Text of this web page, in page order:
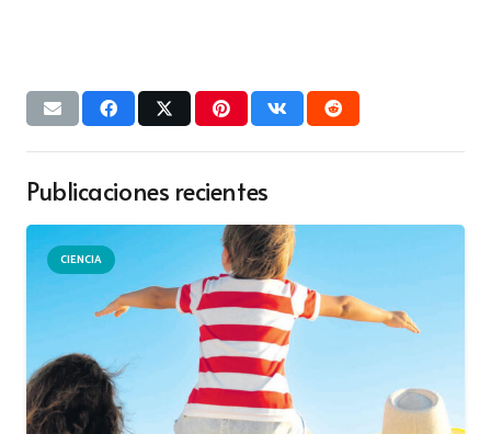
Publicaciones recientes
CIENCIA